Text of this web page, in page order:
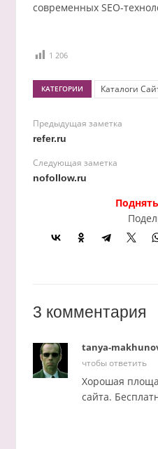
современных SEO-
1 206
КАТЕГОРИИ Каталоги
Предыдущая заметка
refer.ru
Следующая заметка
nofollow.ru
3 комментария
tanya-
чтобы ответить
Хорошая
сайта.